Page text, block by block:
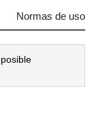
Normas de uso